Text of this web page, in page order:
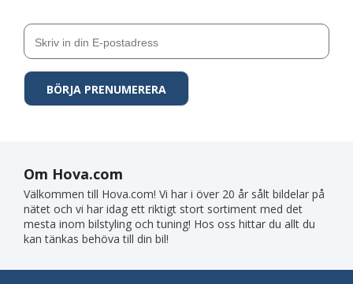
Om Hova.com
Välkommen till Hova.com! Vi har i över 20 år sålt bildelar på
nätet och vi har idag ett riktigt stort sortiment med det
mesta inom bilstyling och tuning! Hos oss hittar du allt du
kan tänkas behöva till din bil!